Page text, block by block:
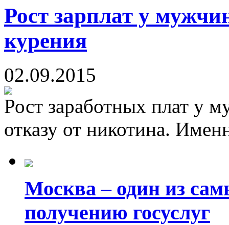
Рост зарплат у
курения
02.09.2015
Рост заработных плат у
отказу от никотина.
Москва – один из
получению госуслуг